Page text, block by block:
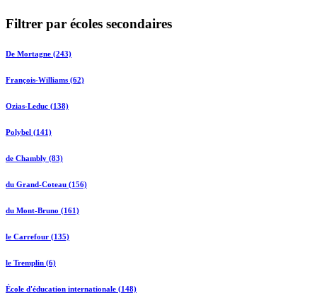
Filtrer par écoles secondaires
De Mortagne (243)
François-Williams (62)
Ozias-Leduc (138)
Polybel (141)
de Chambly (83)
du Grand-Coteau (156)
du Mont-Bruno (161)
le Carrefour (135)
le Tremplin (6)
École d'éducation internationale (148)